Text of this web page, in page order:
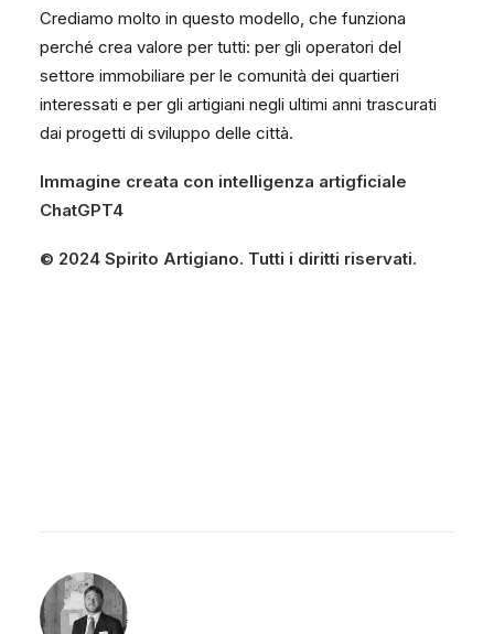
Crediamo molto in questo modello, che funziona
perché crea valore per tutti: per gli operatori del
settore immobiliare per le comunità dei quartieri
interessati e per gli artigiani negli ultimi anni trascurati
dai progetti di sviluppo delle città.
Immagine creata con intelligenza artigficiale
ChatGPT4
© 2024 Spirito Artigiano. Tutti i diritti riservati.